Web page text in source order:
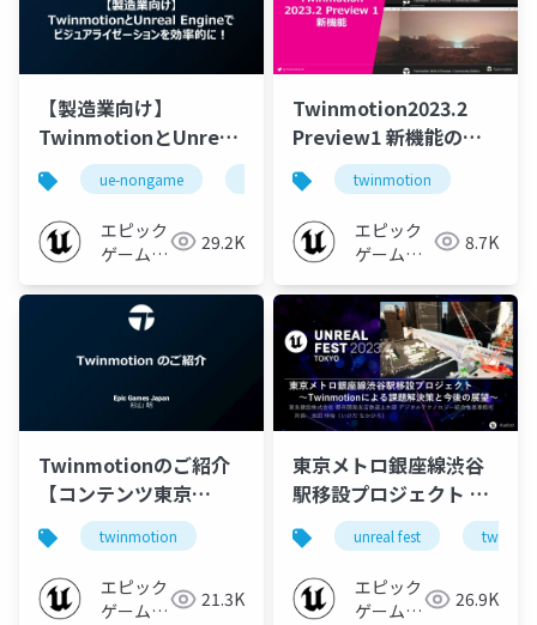
【製造業向け】
TwinmotionとUnreal
Engineでビジュアライ
ゼーションを効率的に
ue-nongame twinmotion
エピック
ゲームズ
29.2K
Twinmotion2023.2
Preview1 新機能の紹
介
twinmotion
エピック
ゲームズ
8.7K
Twinmotionのご紹介
【コンテンツ東京
2023】twinmotion
エピック
ゲームズ
21.3K
東京メトロ銀座線渋谷
駅移設プロジェクト ～
Twinmotionによる課
題解決策と今後の展望
～【UNREAL FEST
2023 TOKYO】
unreal fest
エピック
ゲームズ
26.9K